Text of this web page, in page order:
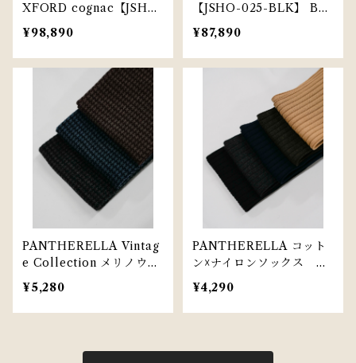
XFORD cognac【JSHO-
024-LBR】【コニャッ
ク】
¥98,890
【JSHO-025-BLK】 BA
TH BLACK
¥87,890
PANTHERELLA Vintag
e Collection メリノウー
ル☓ナイロンソックス パ
ンセレラ 全5色
¥5,280
PANTHERELLA コット
ン☓ナイロンソックス パ
ンセレラ 全5色
¥4,290